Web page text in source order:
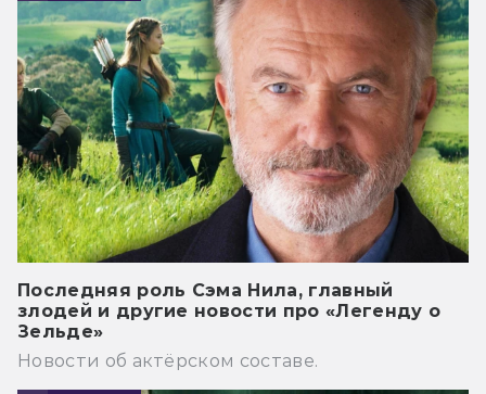
Последняя роль Сэма Нила, главный
злодей и другие новости про «Легенду о
Зельде»
Новости об актёрском составе.